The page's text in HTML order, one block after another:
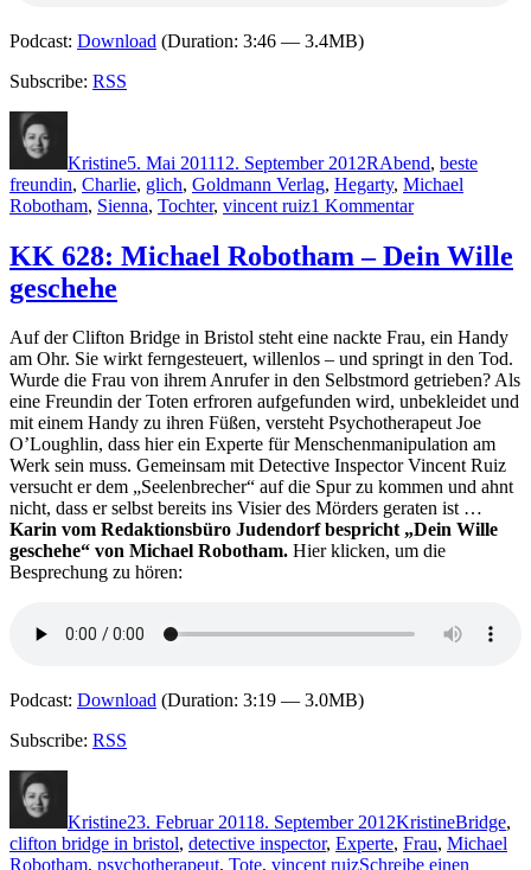
Podcast: Download (Duration: 3:46 — 3.4MB)
Subscribe: RSS
Kristine5. Mai 201112. September 2012RAbend, beste
freundin, Charlie, glich, Goldmann Verlag, Hegarty, Michael
Robotham, Sienna, Tochter, vincent ruiz1 Kommentarzu
668:
Michael
Todeswunsch
KK 628: Michael Robotham – Dein Wille
geschehe
Auf der Clifton Bridge in Bristol steht eine nackte Frau, ein Handy
am Ohr. Sie wirkt ferngesteuert, willenlos – und springt in den Tod.
Wurde die Frau von ihrem Anrufer in den Selbstmord getrieben? Als
eine Freundin der Toten erfroren aufgefunden wird, unbekleidet und
mit einem Handy zu ihren Füßen, versteht Psychotherapeut Joe
O’Loughlin, dass hier ein Experte für Menschenmanipulation am
Werk sein muss. Gemeinsam mit Detective Inspector Vincent Ruiz
versucht er dem „Seelenbrecher“ auf die Spur zu kommen und ahnt
nicht, dass er selbst bereits ins Visier des Mörders geraten ist …
Karin vom Redaktionsbüro Judendorf bespricht „Dein Wille
geschehe“ von Michael Robotham. Hier klicken, um die
Besprechung zu hören:
Podcast: Download (Duration: 3:19 — 3.0MB)
Subscribe: RSS
Kristine23. Februar 20118. September 2012KristineBridge,
clifton bridge in bristol, detective inspector, Experte, Frau, Michael
Robotham, psychotherapeut, Tote, vincent ruizSchreibe einen